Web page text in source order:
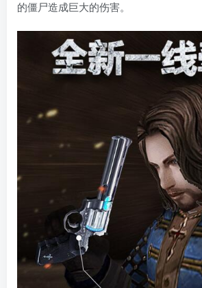
的僵尸造成巨大的伤害。